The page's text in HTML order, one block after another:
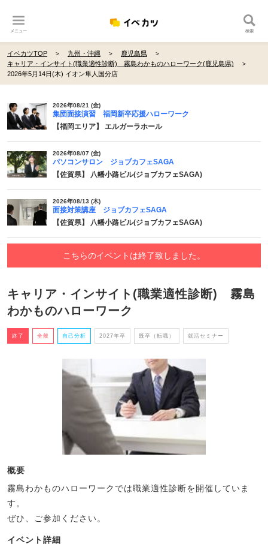
メニュー 検索
イベカツTOP 九州・沖縄
鹿児島県
キャリア・インサイト(職業適性診断) 霧島わかものハローワーク(鹿児島県)
2026年5月14日(木) イオン隼人国分店
2026年08/21 (金)
集団面接演習 福岡新卒応援ハローワーク
【福岡エリア】 エルガーラホール
2026年08/07 (金)
パソコンサロン ジョブカフェSAGA
【佐賀県】 八幡小路ビル(ジョブカフェSAGA)
2026年08/13 (木)
面接対策講座 ジョブカフェSAGA
【佐賀県】 八幡小路ビル(ジョブカフェSAGA)
こちらのイベントは終了致しました。
キャリア・インサイト(職業適性診断) 霧島
わかものハローワーク
終了 全般 自己分析 2027年卒 既卒（転職） 就活セミナー
概要
霧島わかものハローワークでは職業適性診断を開催していま
す。
ぜひ、ご参加ください。
イベント詳細